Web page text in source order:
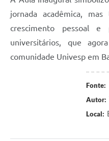
jornada acadêmica,
crescimento pessoal e
universitários, que
comunidade Univesp em
Fonte:
Autor:
Local: